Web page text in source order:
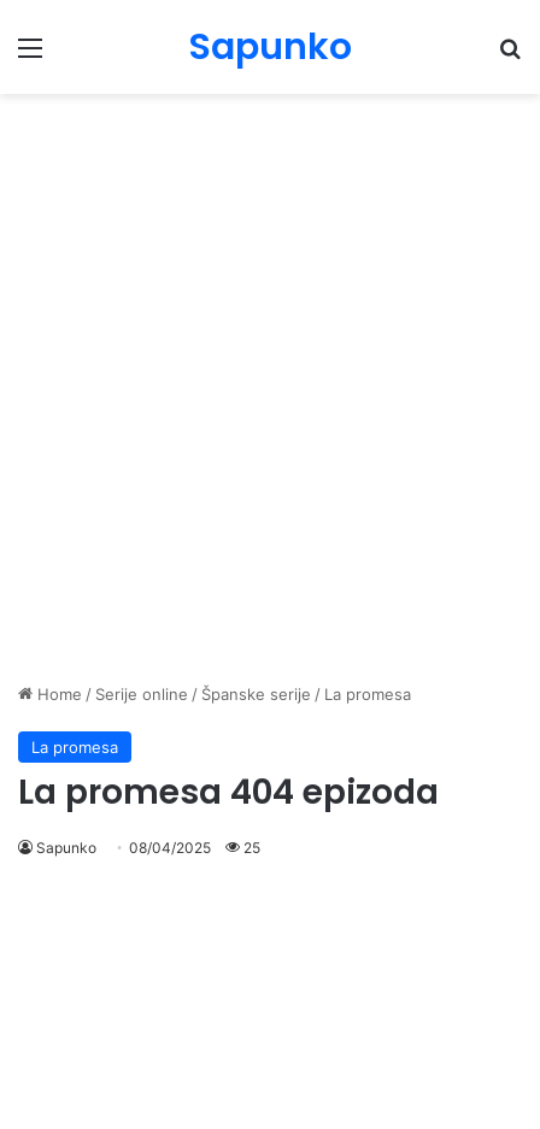
Menu Sapunko
Home / Serije online / Španske serije / La promesa
La promesa
La promesa 404 epizoda
Sapunko 08/04/2025 25